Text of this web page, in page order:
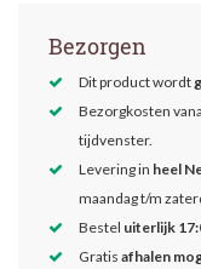
Bezorgen
Dit product wordt
Bezorgkosten
tijdvenster.
Levering in heel
maandag t/m
Bestel uiterlijk
Gratis afhalen